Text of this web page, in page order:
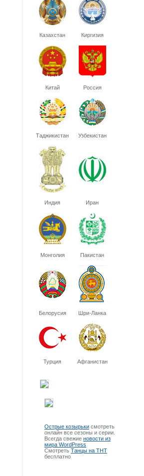
Казахстан Киргизия
Китай Россия
Таджикистан Узбекистан
Индия Иран
Монголия Пакистан
Белорусия Шри-Ланка
Турция Афганистан
Острые козырьки смотреть
онлайн все сезоны и серии.
Всегда свежие новости из
мира WordPress
Смотреть Танцы на ТНТ
бесплатно